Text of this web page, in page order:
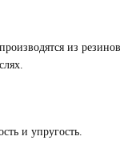
из
и упругость.